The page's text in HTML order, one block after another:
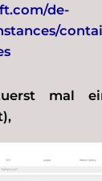
de-
mal